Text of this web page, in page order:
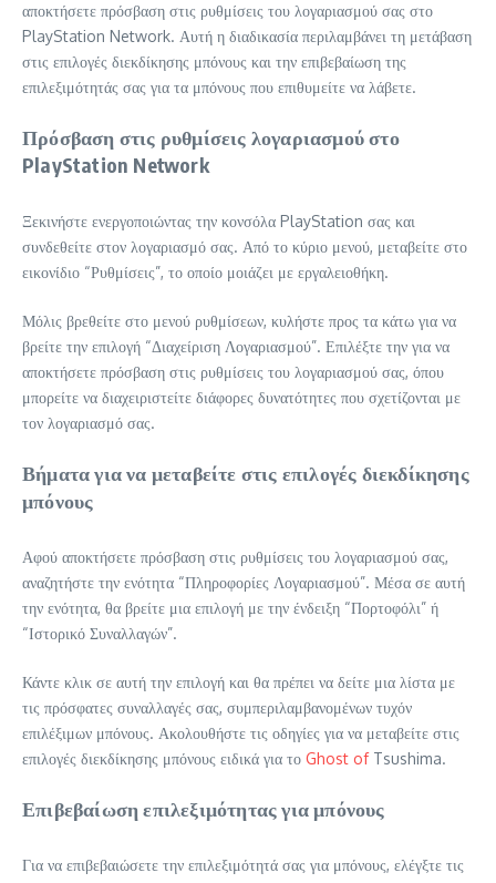
αποκτήσετε πρόσβαση στις ρυθμίσεις του λογαριασμού σας στο
PlayStation Network. Αυτή η διαδικασία περιλαμβάνει τη μετάβαση
στις επιλογές διεκδίκησης μπόνους και την επιβεβαίωση της
επιλεξιμότητάς σας για τα μπόνους που επιθυμείτε να λάβετε.
Πρόσβαση στις ρυθμίσεις λογαριασμού στο
PlayStation Network
Ξεκινήστε ενεργοποιώντας την κονσόλα PlayStation σας και
συνδεθείτε στον λογαριασμό σας. Από το κύριο μενού, μεταβείτε στο
εικονίδιο “Ρυθμίσεις”, το οποίο μοιάζει με εργαλειοθήκη.
Μόλις βρεθείτε στο μενού ρυθμίσεων, κυλήστε προς τα κάτω για να
βρείτε την επιλογή “Διαχείριση Λογαριασμού”. Επιλέξτε την για να
αποκτήσετε πρόσβαση στις ρυθμίσεις του λογαριασμού σας, όπου
μπορείτε να διαχειριστείτε διάφορες δυνατότητες που σχετίζονται με
τον λογαριασμό σας.
Βήματα για να μεταβείτε στις επιλογές διεκδίκησης
μπόνους
Αφού αποκτήσετε πρόσβαση στις ρυθμίσεις του λογαριασμού σας,
αναζητήστε την ενότητα “Πληροφορίες Λογαριασμού”. Μέσα σε αυτή
την ενότητα, θα βρείτε μια επιλογή με την ένδειξη “Πορτοφόλι” ή
“Ιστορικό Συναλλαγών”.
Κάντε κλικ σε αυτή την επιλογή και θα πρέπει να δείτε μια λίστα με
τις πρόσφατες συναλλαγές σας, συμπεριλαμβανομένων τυχόν
επιλέξιμων μπόνους. Ακολουθήστε τις οδηγίες για να μεταβείτε στις
επιλογές διεκδίκησης μπόνους ειδικά για το Ghost ofTsushima.
Επιβεβαίωση επιλεξιμότητας για μπόνους
Για να επιβεβαιώσετε την επιλεξιμότητά σας για μπόνους, ελέγξτε τις